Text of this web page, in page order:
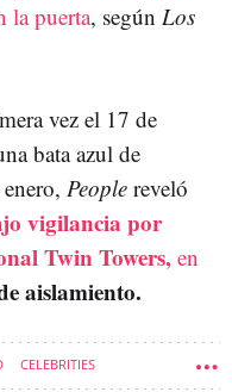
la puerta, según Los
vez el 17 de
bata azul de
People reveló
vigilancia por
Twin Towers, en
aislamiento.
CELEBRITIES